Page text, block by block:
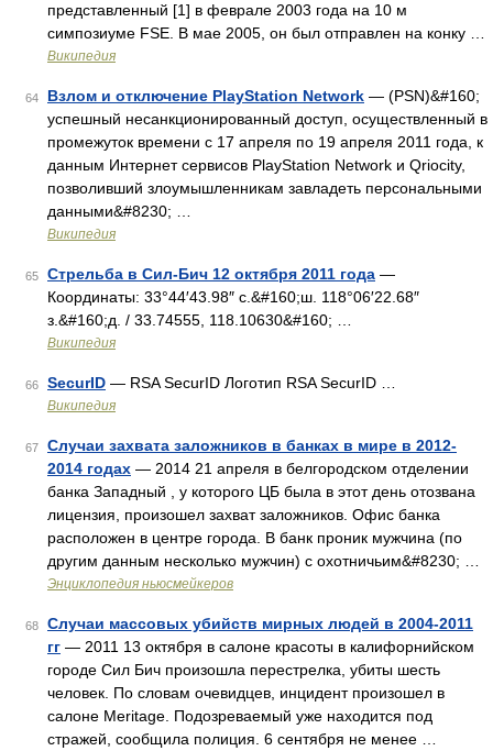
представленный [1] в феврале 2003 года на 10 м
симпозиуме FSE. В мае 2005, он был отправлен на конку …
Википедия
64 Взлом и отключение PlayStation Network — (PSN)&#160;
успешный несанкционированный доступ, осуществленный в
промежуток времени с 17 апреля по 19 апреля 2011 года, к
данным Интернет сервисов PlayStation Network и Qriocity,
позволивший злоумышленникам завладеть персональными
данными&#8230; …
Википедия
65 Стрельба в Сил-Бич 12 октября 2011 года —
Координаты: 33°44′43.98″ с.&#160;ш. 118°06′22.68″
з.&#160;д. / 33.74555, 118.10630&#160; …
Википедия
66 SecurID — RSA SecurID Логотип RSA SecurID …
Википедия
67
Случаи захвата заложников в банках в мире в 2012-
2014 годах — 2014 21 апреля в белгородском отделении
банка Западный , у которого ЦБ была в этот день отозвана
лицензия, произошел захват заложников. Офис банка
расположен в центре города. В банк проник мужчина (по
другим данным несколько мужчин) с охотничьим&#8230; …
Энциклопедия ньюсмейкеров
68
Случаи массовых убийств мирных людей в 2004-2011
гг — 2011 13 октября в салоне красоты в калифорнийском
городе Сил Бич произошла перестрелка, убиты шесть
человек. По словам очевидцев, инцидент произошел в
салоне Meritage. Подозреваемый уже находится под
стражей, сообщила полиция. 6 сентября не менее …